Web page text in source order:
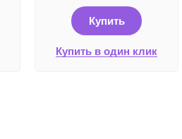
Купить
Купить в один клик